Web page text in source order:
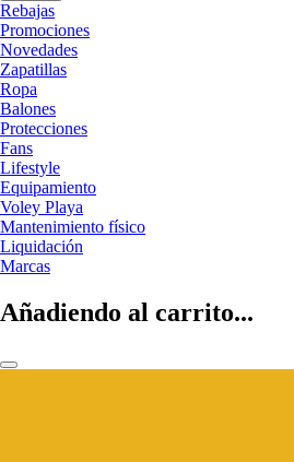
Rebajas
Promociones
Novedades
Zapatillas
Ropa
Balones
Protecciones
Fans
Lifestyle
Equipamiento
Voley Playa
Mantenimiento físico
Liquidación
Marcas
Añadiendo al carrito...